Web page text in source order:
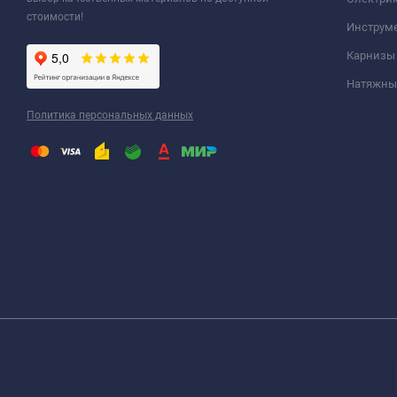
стоимости!
Политика персональных данных
Карнизы